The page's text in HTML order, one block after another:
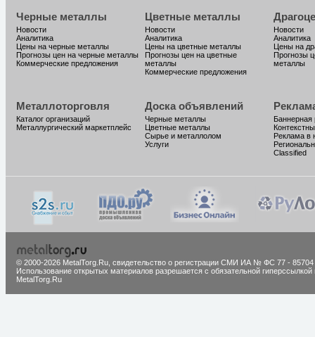
Черные металлы
Новости
Аналитика
Цены на черные металлы
Прогнозы цен на черные металлы
Коммерческие предложения
Цветные металлы
Новости
Аналитика
Цены на цветные металлы
Прогнозы цен на цветные
металлы
Коммерческие предложения
Новости
Аналитика
Цены на
Прогнозы
металлы
Металлоторговля
Каталог организаций
Металлургический маркетплейс
Доска объявлений
Черные металлы
Цветные металлы
Сырье и металлолом
Услуги
Баннерная
Реклама в
Classified
© 2000-2026 MetalTorg.Ru, cвидетельство о регистрации СМИ ИА № ФС 77 - 85704
Использование открытых материалов разрешается с обязательной гиперссылкой
MetalTorg.Ru